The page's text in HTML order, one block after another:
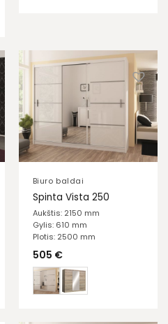
Biuro baldai
Spinta Vista 250
Aukštis: 2150 mm
Gylis: 610 mm
Plotis: 2500 mm
505 €